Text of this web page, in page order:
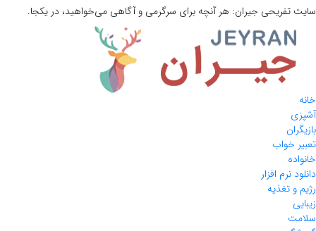
سایت تفریحی جیران: هر آنچه برای سرگرمی و آگاهی می‌خواهید، در یکجا.
خانه
آشپزی
بازیگران
تعبیر خواب
خانواده
دانلود نرم افزار
رژیم و تغذیه
زیبایی
سلامت